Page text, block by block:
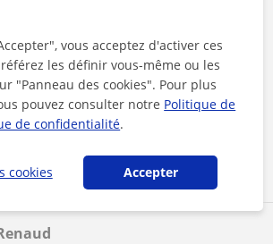
Étudiant entrepreneur
en ligne pour booster vos
dynamiques et structurés en gestion
vous acceptez d'activer ces
les définir vous-même ou les
"Panneau des cookies". Pour plus
pouvez consulter notre Politique de
de confidentialité.
cookies Accepter